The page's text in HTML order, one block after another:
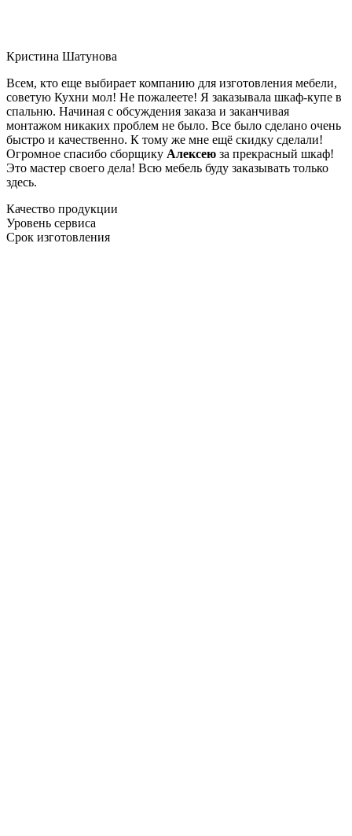
Кристина Шатунова
Всем, кто еще выбирает компанию для изготовления мебели,
советую Кухни мол! Не пожалеете! Я заказывала шкаф-купе в
спальню. Начиная с обсуждения заказа и заканчивая
монтажом никаких проблем не было. Все было сделано очень
быстро и качественно. К тому же мне ещё скидку сделали!
Огромное спасибо сборщику Алексею за прекрасный шкаф!
Это мастер своего дела! Всю мебель буду заказывать только
здесь.
Качество продукции
Уровень сервиса
Срок изготовления